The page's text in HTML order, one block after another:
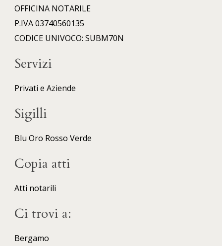
OFFICINA NOTARILE
P.IVA 03740560135
CODICE UNIVOCO: SUBM70N
Servizi
Privati e Aziende
Sigilli
Blu Oro Rosso Verde
Copia atti
Atti notarili
Ci trovi a:
Bergamo